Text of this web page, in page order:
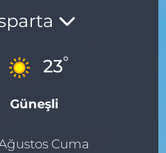
23°
Güneşli
Cuma